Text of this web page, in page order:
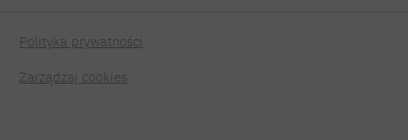
Polityka prywatności
Zarządzaj cookies